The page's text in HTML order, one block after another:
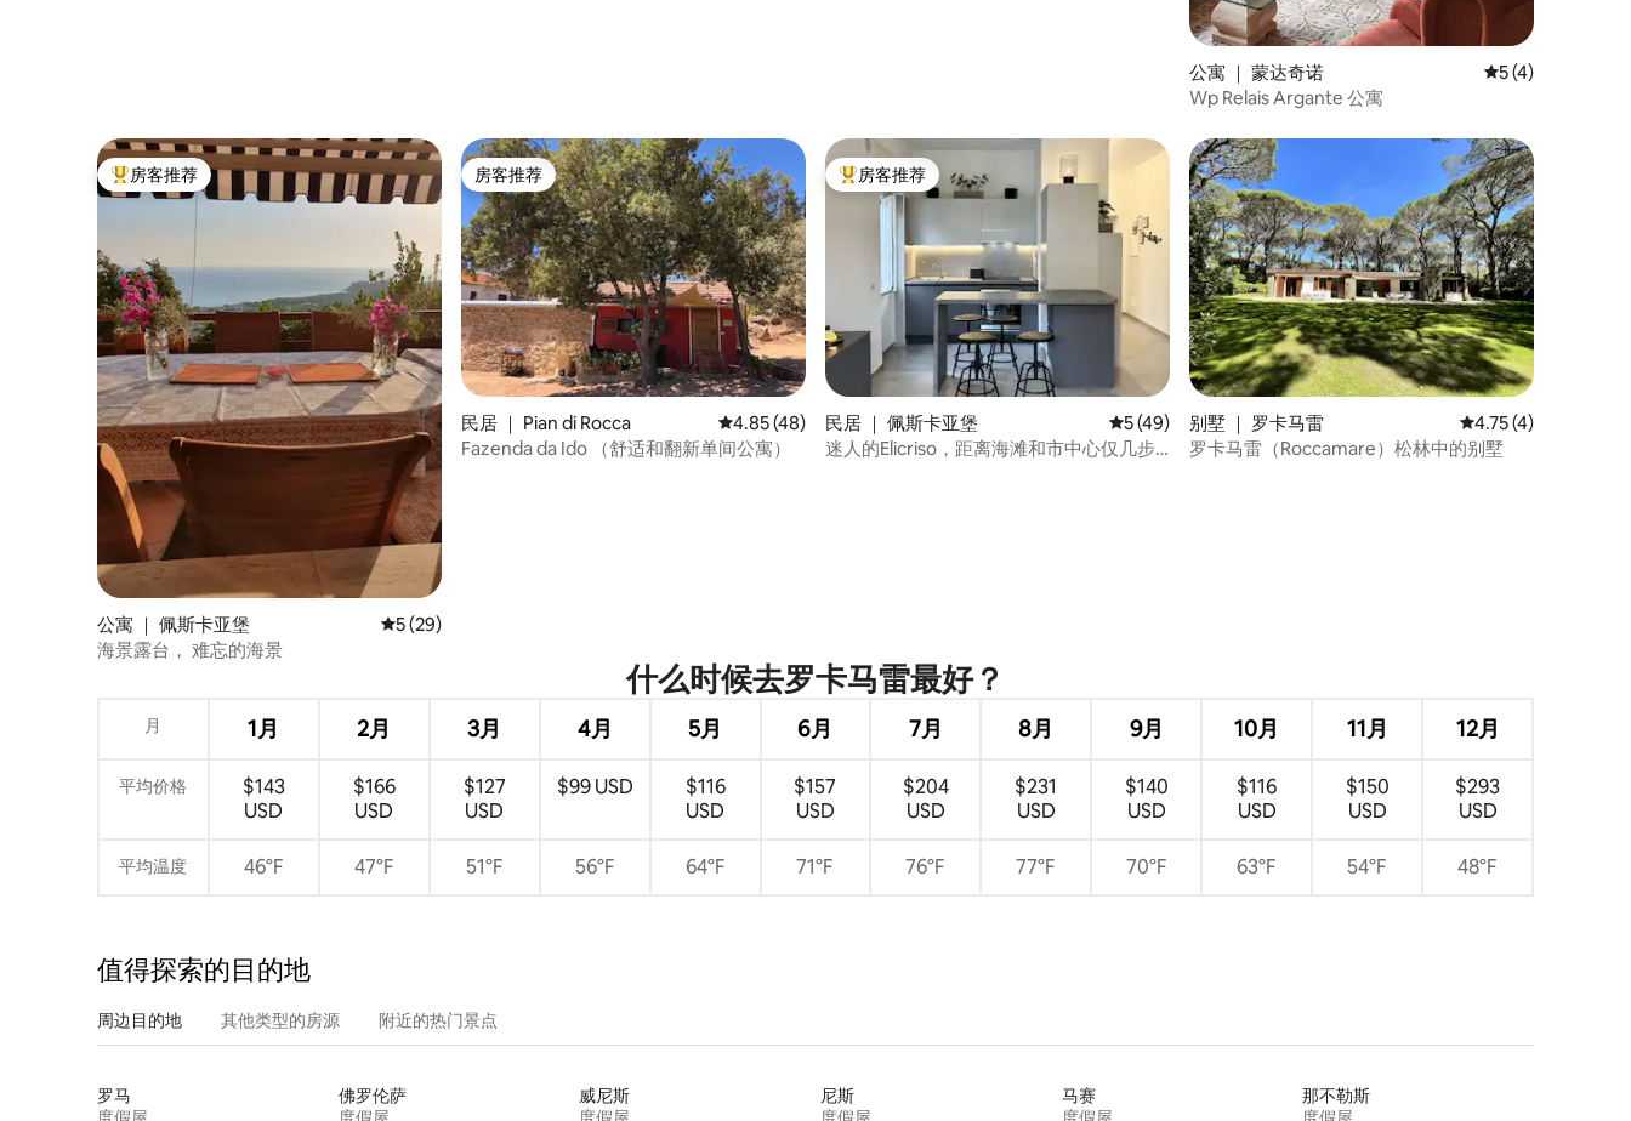
公寓 ｜ 蒙达奇诺 平均评分 5 分（
5 (4)
Wp Relais Argante 公寓
热门「房客推荐」
房客推荐
公寓 ｜ 佩斯卡亚堡 平均评分 5 分（满分 5 分），共 29 条评价
5 (29)
海景露台， 难忘的海景
房客推荐
房客推荐
民居 ｜ Pian di Rocca 平均评分 4.85 分（满分 5 分），共 48 条评价
4.85 (48)
Fazenda da Ido （舒适和翻新单间公寓）
热门「房客推荐」
房客推荐
民居 ｜ 佩斯卡亚堡 平均评分 5 分（满分 5 分），共 49 条评价
5 (49)
迷人的Elicriso，距离海滩和市中心仅几步
别墅 ｜ 罗卡马雷 平均评分 4.75 分（
4.75 (4)
罗卡马雷（Roccamare）松林中的别墅
什么时候去罗卡马雷最好？
月 1月 2月 3月 4月 5月 6月 7月 8月 9月 10月 11月 12月
平均价格
$143
USD
$166
USD
$127
USD
$99 USD
$116
USD
$157
USD
$204
USD
$231
USD
$140
USD
$116
USD
$150
USD
$293
USD
平均温度 46°F 47°F 51°F 56°F 64°F 71°F 76°F 77°F 70°F 63°F 54°F 48°F
值得探索的目的地
周边目的地 其他类型的房源 附近的热门景点
罗马
佛罗伦萨
威尼斯
尼斯
马赛
那不勒斯